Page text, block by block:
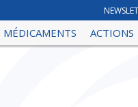
MÉDICAMENTS ACTIONS